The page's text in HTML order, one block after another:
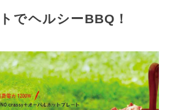
でヘルシーBBQ！